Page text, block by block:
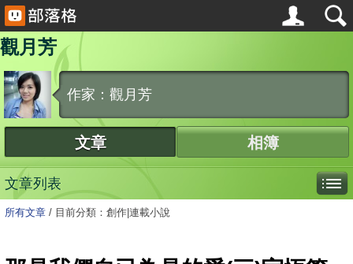
觀月芳
作家：觀月芳
文章 相簿
文章列表
所有文章 / 目前分類：創作|連載小說